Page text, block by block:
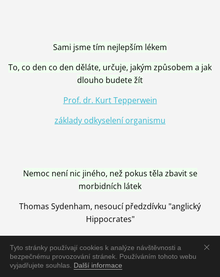
Tyto stránky používají cookies k analýze návštěvnosti a
bezpečnému provozování stránek. Používáním tohoto webu
vyjadřujete souhlas. Další informace
Sami jsme tím nejlepším lékem
To, co den co den děláte, určuje, jakým způsobem a jak
dlouho budete žít
Prof. dr. Kurt Tepperwein
základy odkyselení organismu
Nemoc není nic jiného, než pokus těla zbavit se
morbidních látek
Thomas Sydenham, nesoucí předzdívku "anglický
Hippocrates"
Nemoc je vyléčena jen pomocí Přírody, neutralizací a